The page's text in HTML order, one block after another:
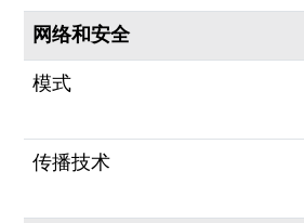
网络和安全
模式
传播技术